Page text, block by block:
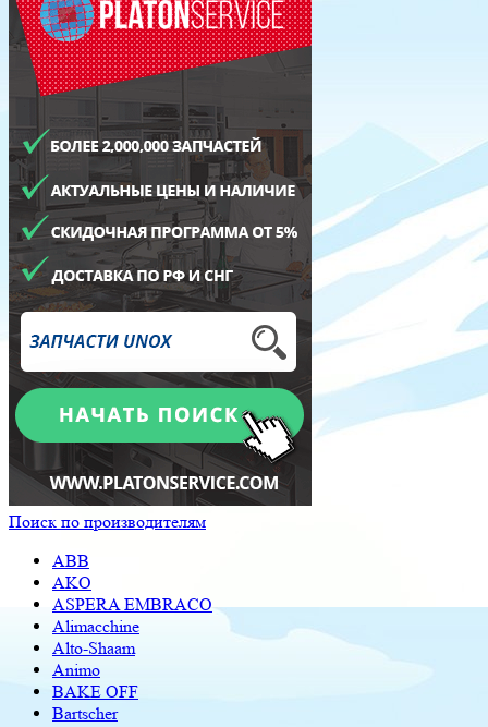
Поиск по производителям
ABB
AKO
ASPERA EMBRACO
Alimacchine
Alto-Shaam
Animo
BAKE OFF
Bartscher